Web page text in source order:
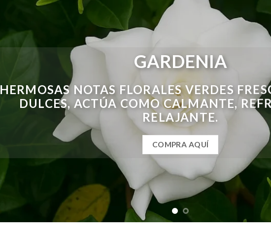
GARDENIA
HERMOSAS NOTAS FLORALES VERDES
DULCES, ACTÚA COMO CALMANTE,
RELAJANTE.
COMPRA AQUÍ